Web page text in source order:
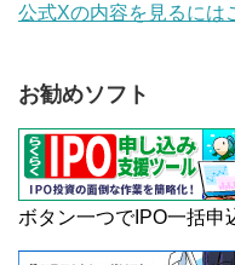
公式Xの内容を見るには
お勧めソフト
ボタン一つでIPO一括申